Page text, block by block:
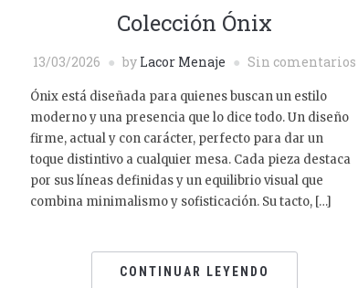
Colección Ónix
13/03/2026 by Lacor Menaje Sin comentarios
Ónix está diseñada para quienes buscan un estilo
moderno y una presencia que lo dice todo. Un diseño
firme, actual y con carácter, perfecto para dar un
toque distintivo a cualquier mesa. Cada pieza destaca
por sus líneas definidas y un equilibrio visual que
combina minimalismo y sofisticación. Su tacto, […]
CONTINUAR LEYENDO